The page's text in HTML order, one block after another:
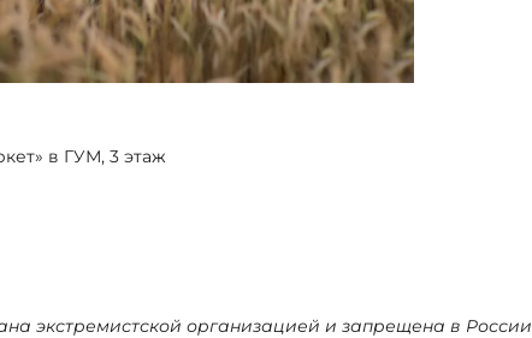
в ГУМ, 3 этаж
экстремистской организацией и запрещена в России